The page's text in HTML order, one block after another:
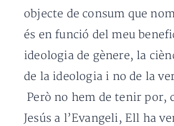
objecte de consum que
és en funció del meu
ideologia de gènere, la
de la ideologia i no de la
Però no hem de tenir por,
Jesús a l’Evangeli, Ell ha